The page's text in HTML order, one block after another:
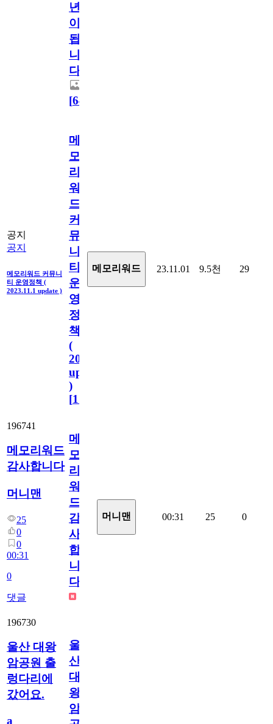
년
이
됩
니
다.
[64
공지
공지
메모리워드 커뮤니
티 운영정책 (
2023.11.1 update )
메
모
리
워
드
커
뮤
니
티
운
영
정
책
(
2023.11.1
update
)
[110
메모리워드 23.11.01 9.5천 29
196741
메모리워드
감사합니다
머니맨
25
0
0
00:31
0
댓글
메
모
리
워
드
감
사
합
니
다
머니맨 00:31 25 0
196730
울산 대왕
암공원 출
렁다리에
갔어요.
a
울
산
대
왕
암